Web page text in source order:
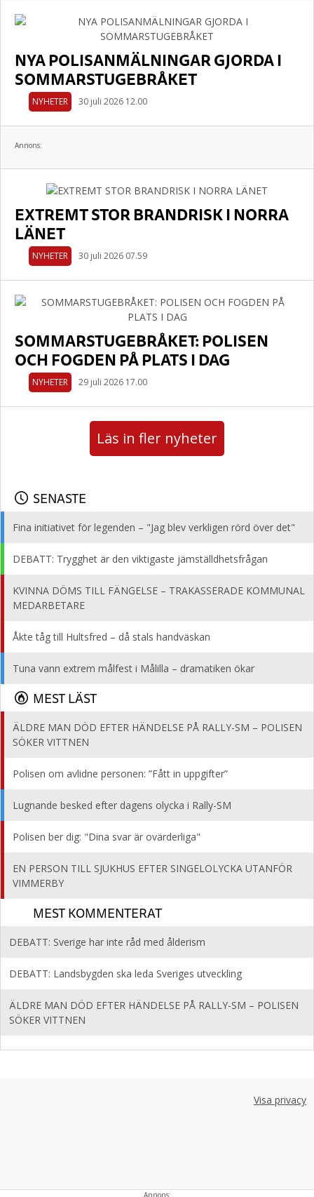
NYA POLISANMÄLNINGAR GJORDA I
SOMMARSTUGEBRÅKET
NYHETER 30 juli 2026 12.00
Annons:
EXTREMT STOR BRANDRISK I NORRA
LÄNET
NYHETER 30 juli 2026 07.59
SOMMARSTUGEBRÅKET: POLISEN
OCH FOGDEN PÅ PLATS I DAG
NYHETER 29 juli 2026 17.00
Läs in fler nyheter
SENASTE
Fina initiativet för legenden – "Jag blev verkligen rörd över det"
DEBATT: Trygghet är den viktigaste jämställdhetsfrågan
KVINNA DÖMS TILL FÄNGELSE – TRAKASSERADE KOMMUNAL
MEDARBETARE
Åkte tåg till Hultsfred – då stals handväskan
Tuna vann extrem målfest i Målilla – dramatiken ökar
MEST LÄST
ÄLDRE MAN DÖD EFTER HÄNDELSE PÅ RALLY-SM – POLISEN
SÖKER VITTNEN
Polisen om avlidne personen: ”Fått in uppgifter”
Lugnande besked efter dagens olycka i Rally-SM
Polisen ber dig: "Dina svar är ovärderliga"
EN PERSON TILL SJUKHUS EFTER SINGELOLYCKA UTANFÖR
VIMMERBY
MEST KOMMENTERAT
DEBATT: Sverige har inte råd med ålderism
DEBATT: Landsbygden ska leda Sveriges utveckling
ÄLDRE MAN DÖD EFTER HÄNDELSE PÅ RALLY-SM – POLISEN
SÖKER VITTNEN
Visa privacy
Annons: